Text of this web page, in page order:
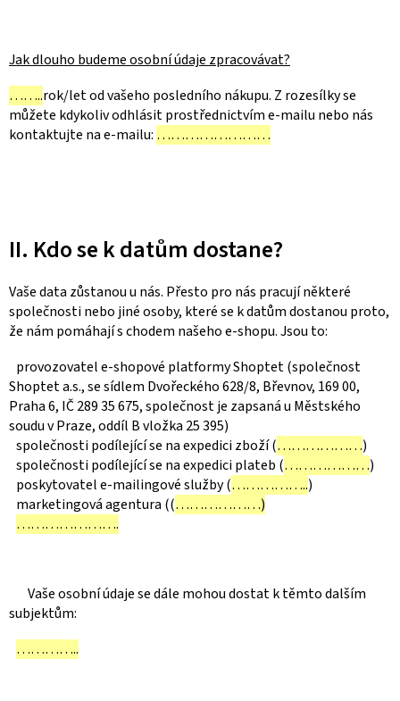
Jak dlouho budeme osobní údaje zpracovávat?
……..rok/let od vašeho posledního nákupu. Z rozesílky se
můžete kdykoliv odhlásit prostřednictvím e-mailu nebo nás
kontaktujte na e-mailu: ……………………
II. Kdo se k datům dostane?
Vaše data zůstanou u nás. Přesto pro nás pracují některé
společnosti nebo jiné osoby, které se k datům dostanou proto,
že nám pomáhají s chodem našeho e-shopu. Jsou to:
provozovatel e-shopové platformy Shoptet (společnost
Shoptet a.s., se sídlem Dvořeckého 628/8, Břevnov, 169 00,
Praha 6, IČ 289 35 675, společnost je zapsaná u Městského
soudu v Praze, oddíl B vložka 25 395)
společnosti podílející se na expedici zboží (………………)
společnosti podílející se na expedici plateb (………………)
poskytovatel e-mailingové služby (……………..)
marketingová agentura ((………………)
………………….
Vaše osobní údaje se dále mohou dostat k těmto dalším
subjektům:
…………..